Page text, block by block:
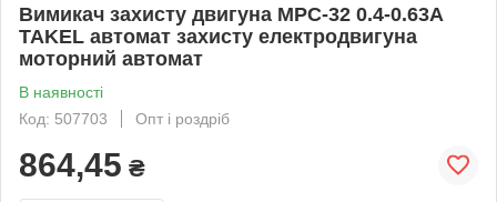
Вимикач захисту двигуна MPC-32 0.4-0.63А
TAKEL автомат захисту електродвигуна
моторний автомат
В наявності
Код: 507703
Опт і роздріб
864,45 ₴